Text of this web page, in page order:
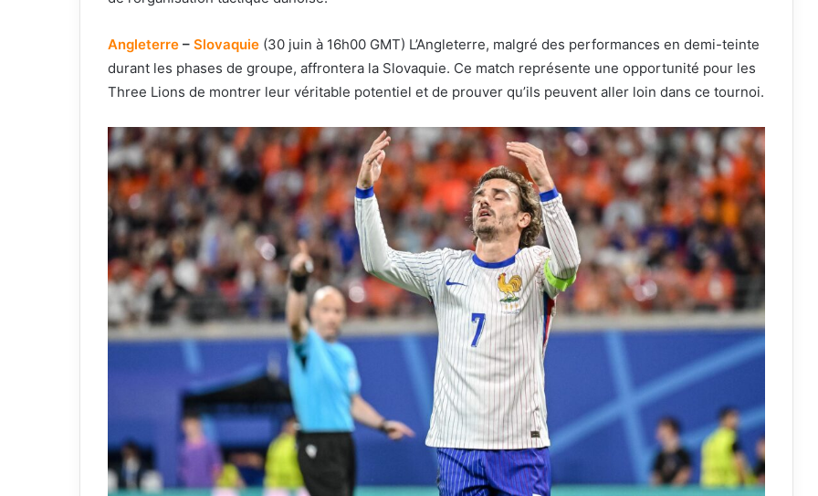
Angleterre – Slovaquie (30 juin à 16h00 GMT) L’Angleterre, malgré des performances en demi-teinte
durant les phases de groupe, affrontera la Slovaquie. Ce match représente une opportunité pour les
Three Lions de montrer leur véritable potentiel et de prouver qu’ils peuvent aller loin dans ce tournoi.